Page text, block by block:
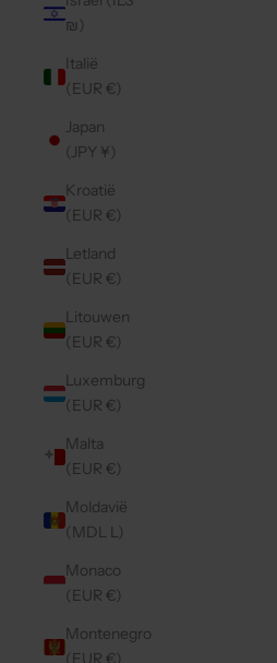
₪)
Italië
(EUR €)
Japan
(JPY ¥)
Kroatië
(EUR €)
Letland
(EUR €)
Litouwen
(EUR €)
Luxemburg
(EUR €)
Malta
(EUR €)
Moldavië
(MDL L)
Monaco
(EUR €)
Montenegro
(EUR €)